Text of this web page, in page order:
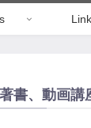
書、動画講